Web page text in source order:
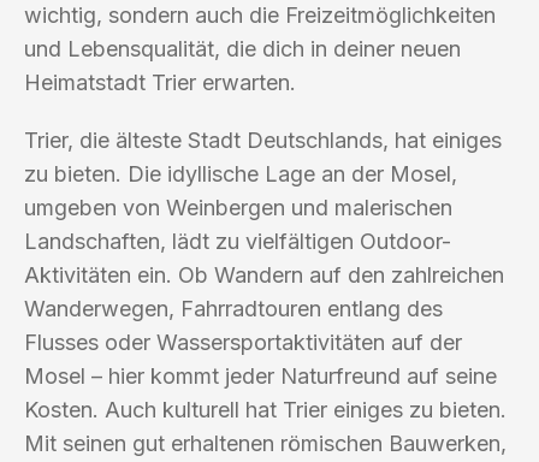
wichtig, sondern auch die Freizeitmöglichkeiten
und Lebensqualität, die dich in deiner neuen
Heimatstadt Trier erwarten.
Trier, die älteste Stadt Deutschlands, hat einiges
zu bieten. Die idyllische Lage an der Mosel,
umgeben von Weinbergen und malerischen
Landschaften, lädt zu vielfältigen Outdoor-
Aktivitäten ein. Ob Wandern auf den zahlreichen
Wanderwegen, Fahrradtouren entlang des
Flusses oder Wassersportaktivitäten auf der
Mosel – hier kommt jeder Naturfreund auf seine
Kosten. Auch kulturell hat Trier einiges zu bieten.
Mit seinen gut erhaltenen römischen Bauwerken,